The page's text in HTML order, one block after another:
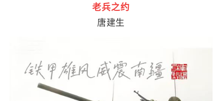
老兵之约
唐建生